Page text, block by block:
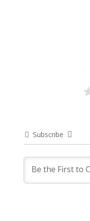
Subscribe